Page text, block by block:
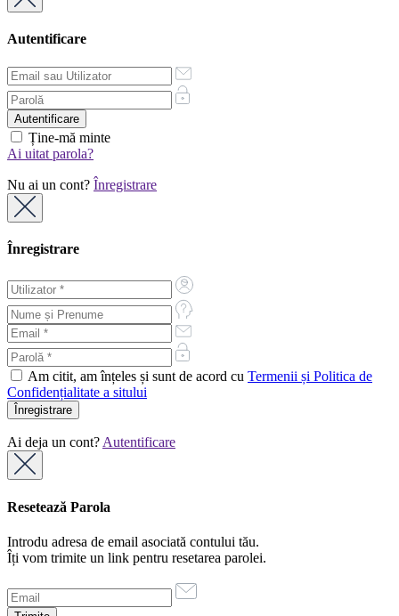
Autentificare
Ține-mă minte
Ai uitat parola?
Nu ai un cont? Înregistrare
Înregistrare
Am citit, am înțeles și sunt de acord cu Termenii și Politica de
Confidențialitate a sitului
Ai deja un cont?Autentificare
Resetează Parola
Introdu adresa de email asociată contului tău.
Îți vom trimite un link pentru resetarea parolei.